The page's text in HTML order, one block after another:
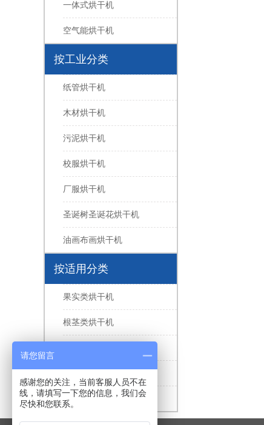
一体式烘干机
空气能烘干机
按工业分类
纸管烘干机
木材烘干机
污泥烘干机
校服烘干机
厂服烘干机
圣诞树圣诞花烘干机
油画布画烘干机
按适用分类
果实类烘干机
根茎类烘干机
家禽肉类烘干机
请您留言
感谢您的关注，当前客服人员不在
线，请填写一下您的信息，我们会
尽快和您联系。